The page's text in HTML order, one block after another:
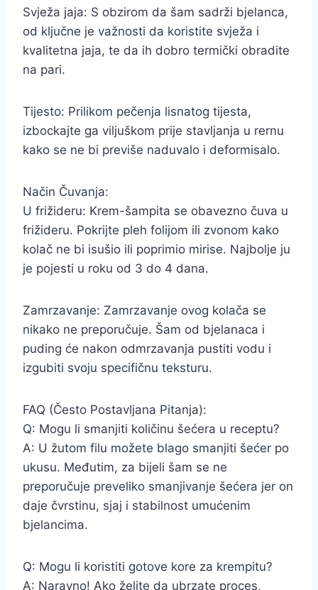
Svježa jaja: S obzirom da šam sadrži bjelanca,
od ključne je važnosti da koristite svježa i
kvalitetna jaja, te da ih dobro termički obradite
na pari.
Tijesto: Prilikom pečenja lisnatog tijesta,
izbockajte ga viljuškom prije stavljanja u rernu
kako se ne bi previše naduvalo i deformisalo.
Način Čuvanja:
U frižideru: Krem-šampita se obavezno čuva u
frižideru. Pokrijte pleh folijom ili zvonom kako
kolač ne bi isušio ili poprimio mirise. Najbolje ju
je pojesti u roku od 3 do 4 dana.
Zamrzavanje: Zamrzavanje ovog kolača se
nikako ne preporučuje. Šam od bjelanaca i
puding će nakon odmrzavanja pustiti vodu i
izgubiti svoju specifičnu teksturu.
FAQ (Često Postavljana Pitanja):
Q: Mogu li smanjiti količinu šećera u receptu?
A: U žutom filu možete blago smanjiti šećer po
ukusu. Međutim, za bijeli šam se ne
preporučuje preveliko smanjivanje šećera jer on
daje čvrstinu, sjaj i stabilnost umućenim
bjelancima.
Q: Mogu li koristiti gotove kore za krempitu?
A: Naravno! Ako želite da ubrzate proces,